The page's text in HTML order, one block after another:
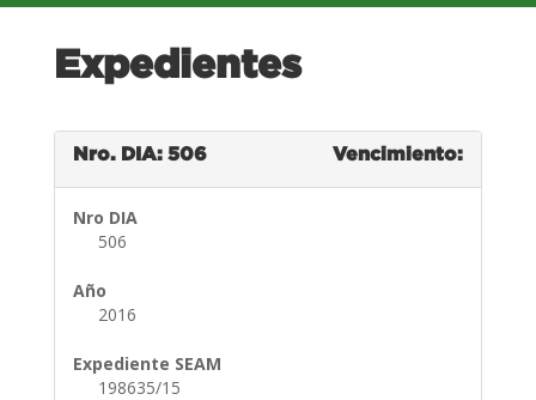
Expedientes
Nro. DIA: 506 Vencimiento:
Nro DIA
506
Año
2016
Expediente SEAM
198635/15